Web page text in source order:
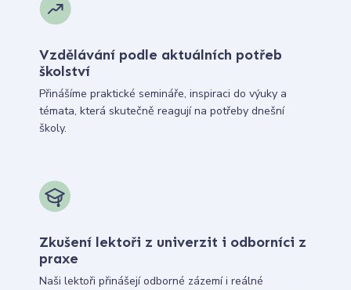
Vzdělávání podle aktuálních potřeb
školství
Přinášíme praktické semináře, inspiraci do výuky a
témata, která skutečně reagují na potřeby dnešní
školy.
Zkušení lektoři z univerzit i odborníci z
praxe
Naši lektoři přinášejí odborné zázemí i reálné